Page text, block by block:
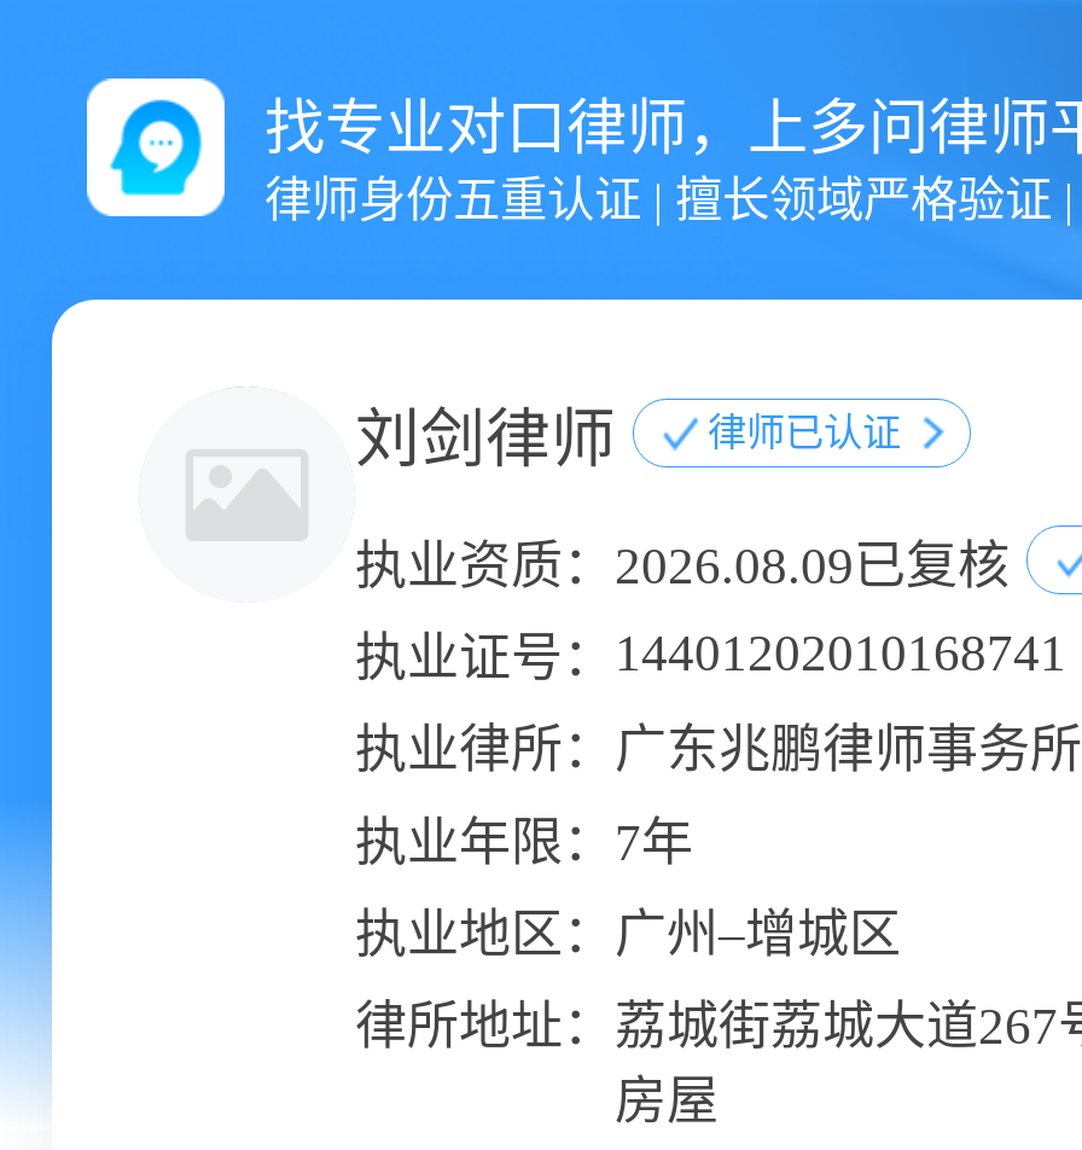
找专业对口律师，上多问律师
律师身份五重认证 | 擅长领域严格验证
刘剑律师 律师已认证
执业资质： 2026.08.09已复核
执业证号： 14401202010168741
执业律所： 广东兆鹏律师事务所
执业年限： 7年
执业地区： 广州–增城区
律所地址： 荔城街荔城大道
房屋